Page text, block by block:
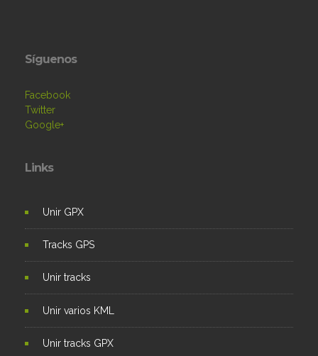
Síguenos
Facebook
Twitter
Google+
Links
Unir GPX
Tracks GPS
Unir tracks
Unir varios KML
Unir tracks GPX